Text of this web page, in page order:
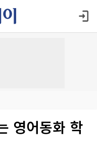
영어동화 학